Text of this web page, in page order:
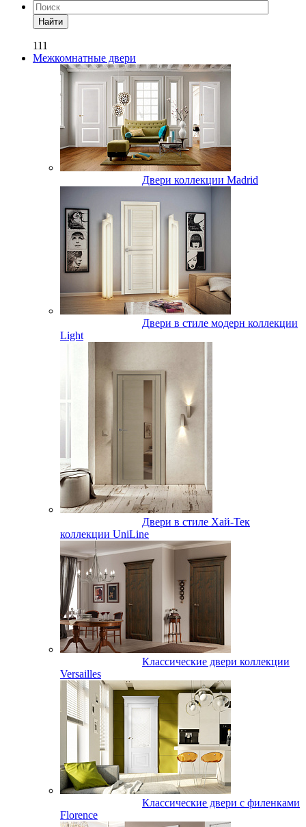
Найти
111
Межкомнатные двери
Двери коллекции Madrid
Двери в стиле модерн коллекции
Light
Двери в стиле Хай-Тек
коллекции UniLine
Классические двери коллекции
Versailles
Классические двери с филенками
Florence